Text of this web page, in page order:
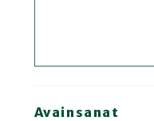
Avainsanat